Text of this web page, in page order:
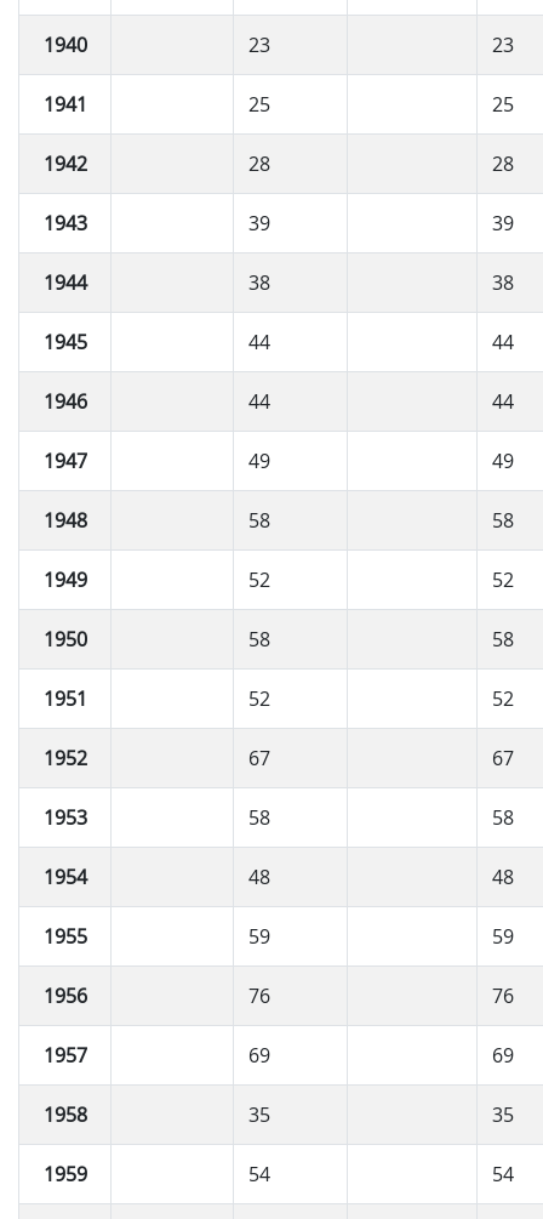
1940 23 23
1941 25 25
1942 28 28
1943 39 39
1944 38 38
1945 44 44
1946 44 44
1947 49 49
1948 58 58
1949 52 52
1950 58 58
1951 52 52
1952 67 67
1953 58 58
1954 48 48
1955 59 59
1956 76 76
1957 69 69
1958 35 35
1959 54 54